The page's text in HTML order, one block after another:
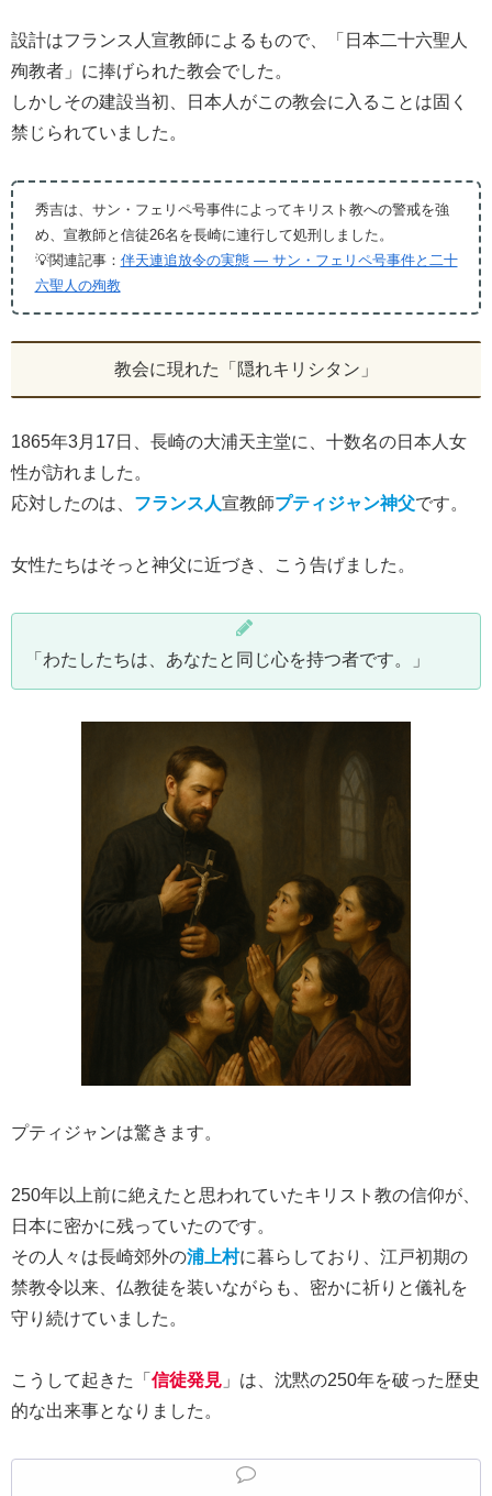
設計はフランス人宣教師によるもので、「日本二十六聖人
殉教者」に捧げられた教会でした。
しかしその建設当初、日本人がこの教会に入ることは固く
禁じられていました。
秀吉は、サン・フェリペ号事件によってキリスト教への警戒を強
め、宣教師と信徒26名を長崎に連行して処刑しました。
💡関連記事： 伴天連追放令の実態 ― サン・フェリペ号事件と二十
六聖人の殉教
教会に現れた「隠れキリシタン」
1865年3月17日、長崎の大浦天主堂に、十数名の日本人女
性が訪れました。
応対したのは、 フランス人宣教師プティジャン神父です。
女性たちはそっと神父に近づき、こう告げました。
「わたしたちは、あなたと同じ心を持つ者です。」
プティジャンは驚きます。
250年以上前に絶えたと思われていたキリスト教の信仰が、
日本に密かに残っていたのです。
その人々は長崎郊外の浦上村に暮らしており、江戸初期の
禁教令以来、仏教徒を装いながらも、密かに祈りと儀礼を
守り続けていました。
こうして起きた「 信徒発見 」は、沈黙の250年を破った歴史
的な出来事となりました。